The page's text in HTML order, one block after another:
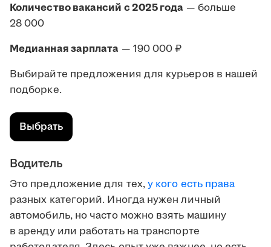
Количество вакансий с 2025 года — больше
28 000
Медианная зарплата — 190 000 ₽
Выбирайте предложения для курьеров в нашей
подборке.
Выбрать
Водитель
Это предложение для тех,у кого есть права
разных категорий. Иногда нужен личный
автомобиль, но часто можно взять машину
в аренду или работать на транспорте